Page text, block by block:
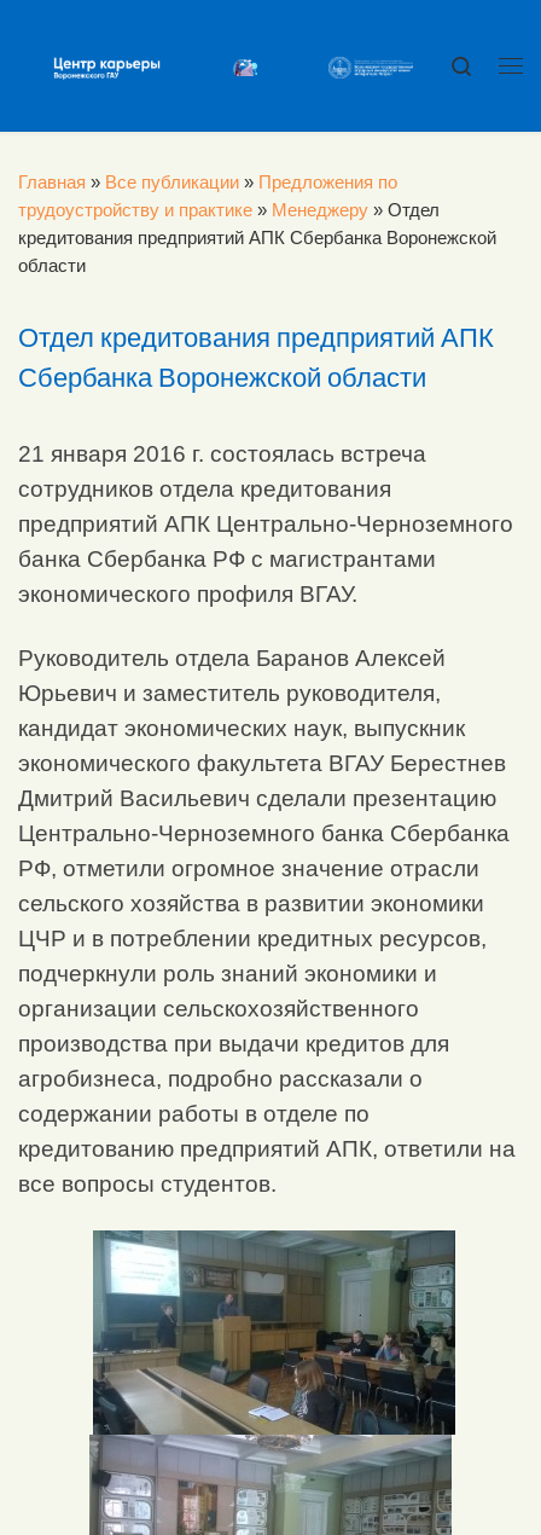
Search
Главная » Все публикации » Предложения по
трудоустройству и практике » Менеджеру » Отдел
кредитования предприятий АПК Сбербанка Воронежской
области
Отдел кредитования предприятий АПК
Сбербанка Воронежской области
21 января 2016 г. состоялась встреча
сотрудников отдела кредитования
предприятий АПК Центрально-Черноземного
банка Сбербанка РФ с магистрантами
экономического профиля ВГАУ.
Руководитель отдела Баранов Алексей
Юрьевич и заместитель руководителя,
кандидат экономических наук, выпускник
экономического факультета ВГАУ Берестнев
Дмитрий Васильевич сделали презентацию
Центрально-Черноземного банка Сбербанка
РФ, отметили огромное значение отрасли
сельского хозяйства в развитии экономики
ЦЧР и в потреблении кредитных ресурсов,
подчеркнули роль знаний экономики и
организации сельскохозяйственного
производства при выдачи кредитов для
агробизнеса, подробно рассказали о
содержании работы в отделе по
кредитованию предприятий АПК, ответили на
все вопросы студентов.